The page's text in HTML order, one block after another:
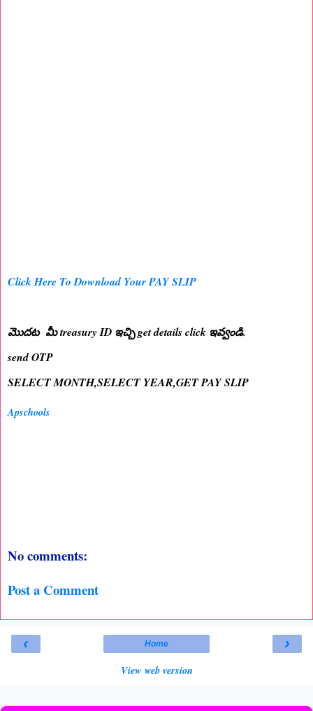
Click Here To Download Your PAY SLIP
మొదట మీ treasury ID ఇచ్చి get details click ఇవ్వండి.
send OTP
SELECT MONTH,SELECT YEAR,GET PAY SLIP
Apschools
No comments:
Post a Comment
‹ ›
Home
View web version